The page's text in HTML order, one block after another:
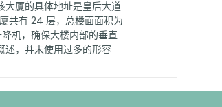
大厦的具体地址是皇后大道
共有 24 层，总楼面面积为
机，确保大楼内部的垂直
述，并未使用过多的形容